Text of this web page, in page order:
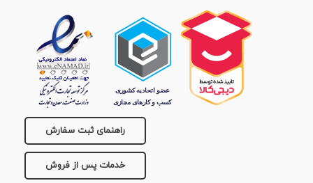
راهنمای ثبت سفارش
خدمات پس از فروش